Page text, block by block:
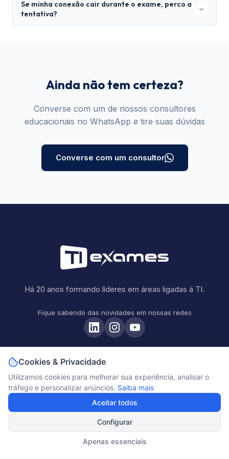
inscrever sem restrição alguma para repetir o exame.
Se minha conexão cair durante o exame, perco a
tentativa?
Ainda não tem certeza?
Converse com um de nossos consultores
educacionais no WhatsApp e tire suas dúvidas
Converse com um consultor
Há 20 anos formando líderes em áreas ligadas à TI.
Fique sabendo das novidades em nossas redes
PÓS-GRADUAÇÃO E MBA
Gestão de Segurança da Informação
Gestão e Governança de IA
GRC - Governança, Riscos e Compliance
Sistemas de Gestão
Cookies & Privacidade
Utilizamos cookies para melhorar sua experiência, analisar o
tráfego e personalizar anúncios. Saiba mais
Aceitar todos
Configurar
Apenas essenciais